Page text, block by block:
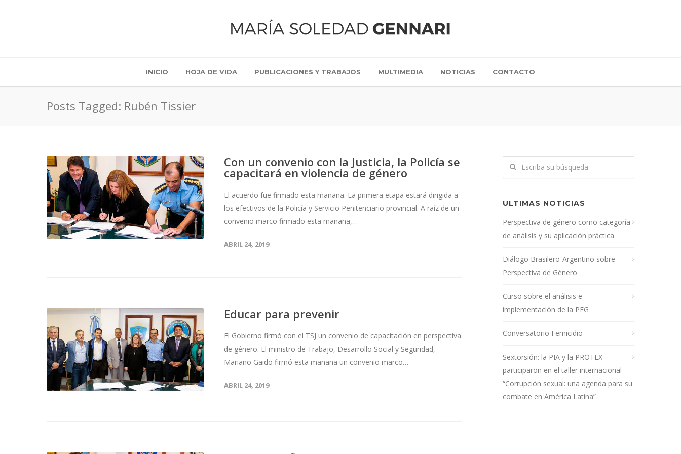
INICIO HOJA DE VIDA PUBLICACIONES Y TRABAJOS MULTIMEDIA NOTICIAS CONTACTO
Posts Tagged: Rubén Tissier
Con un convenio con la Justicia, la Policía se
capacitará en violencia de género
El acuerdo fue firmado esta mañana. La primera etapa estará dirigida a
los efectivos de la Policía y Servicio Penitenciario provincial. A raíz de un
convenio marco firmado esta mañana,…
ABRIL 24, 2019
Educar para prevenir
El Gobierno firmó con el TSJ un convenio de capacitación en perspectiva
de género. El ministro de Trabajo, Desarrollo Social y Seguridad,
Mariano Gaido firmó esta mañana un convenio marco…
ABRIL 24, 2019
ULTIMAS NOTICIAS
Perspectiva de género como categoría
de análisis y su aplicación práctica
Diálogo Brasilero-Argentino sobre
Perspectiva de Género
Curso sobre el análisis e
implementación de la PEG
Conversatorio Femicidio
Sextorsión: la PIA y la PROTEX
participaron en el taller internacional
“Corrupción sexual: una agenda para su
combate en América Latina”